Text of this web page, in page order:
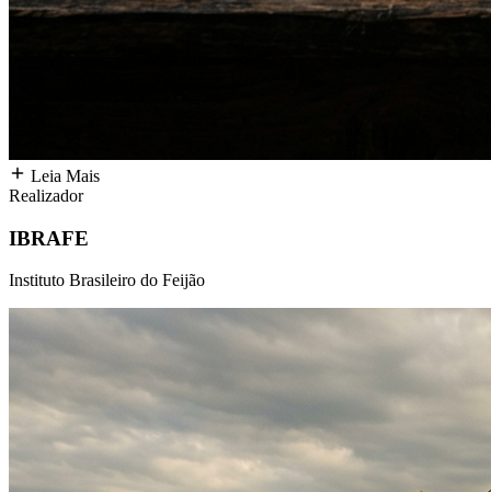
Leia Mais
Realizador
IBRAFE
Instituto Brasileiro do Feijão